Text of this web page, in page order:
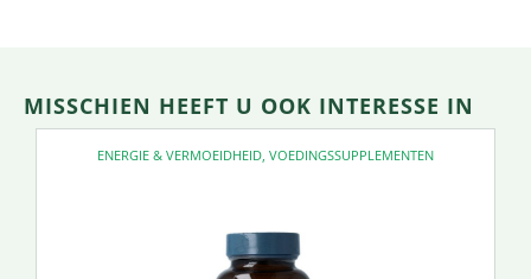
MISSCHIEN HEEFT U OOK INTERESSE IN
ENERGIE & VERMOEIDHEID VOEDINGSSUPPLEMENTEN